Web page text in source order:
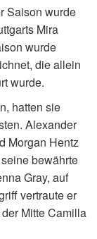
Saison wurde
Mira
wurde
die allein
wurde.
hatten sie
Alexander
Morgan Hentz
bewährte
Gray, auf
vertraute er
Mitte Camilla